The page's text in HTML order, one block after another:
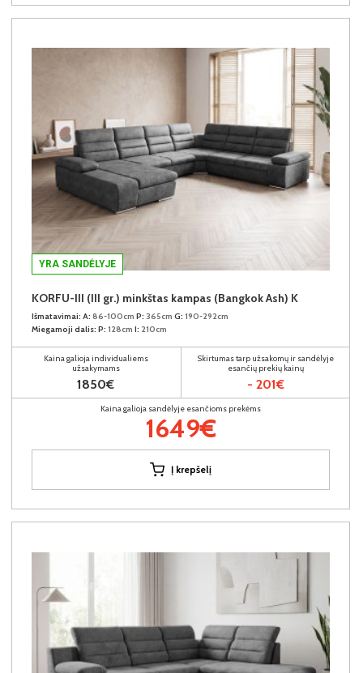
YRA SANDĖLYJE
KORFU-III (III gr.) minkštas kampas (Bangkok Ash) K
Išmatavimai: A: 86-100cm P: 365cm G: 190-292cm
Miegamoji dalis: P: 128cm I: 210cm
Kaina galioja individualiems
užsakymams
1850€
Skirtumas tarp užsakomų ir sandėlyje
esančių prekių kainų
- 201€
Kaina galioja sandėlyje esančioms prekėms
1649€
Į krepšelį